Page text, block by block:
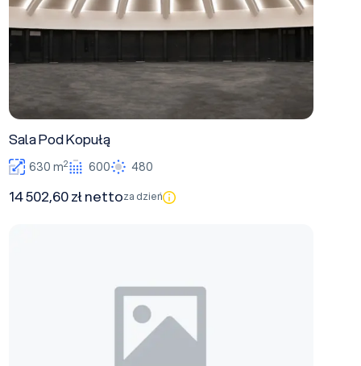
Sala Pod Kopułą
630 m2 600 480
14 502,60 zł nettoza dzień